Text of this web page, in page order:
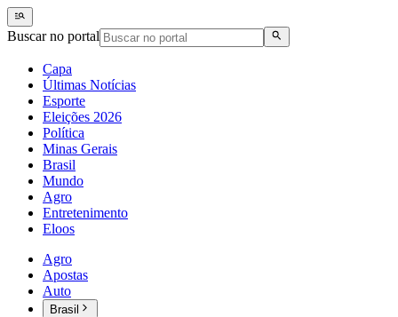
Buscar no portal
Capa
Últimas Notícias
Esporte
Eleições 2026
Política
Minas Gerais
Brasil
Mundo
Agro
Entretenimento
Eloos
Agro
Apostas
Auto
Brasil